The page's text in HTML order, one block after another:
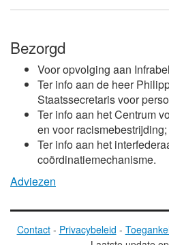
Bezorgd
Voor opvolging aan
Ter info aan de heer
Staatssecretaris voor
Ter info aan het Centrum
en voor racismebestrijding;
Ter info aan het
coördinatiemechanisme.
Adviezen
Contact - Privacybeleid -